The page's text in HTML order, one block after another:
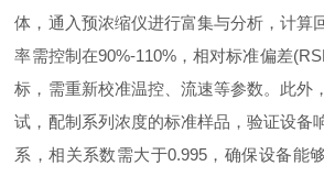
体，通入预浓缩仪进行富集与分析，计算
率需控制在90%-110%，相对标准偏差
标，需重新校准温控、流速等参数。此外
试，配制系列浓度的标准样品，验证设备
系，相关系数需大于0.995，确保设备能